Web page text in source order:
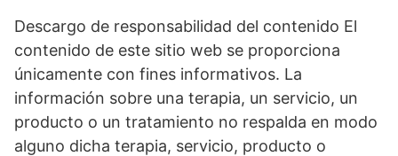
Descargo de responsabilidad del contenido El
contenido de este sitio web se proporciona
únicamente con fines informativos. La
información sobre una terapia, un servicio, un
producto o un tratamiento no respalda en modo
alguno dicha terapia, servicio, producto o